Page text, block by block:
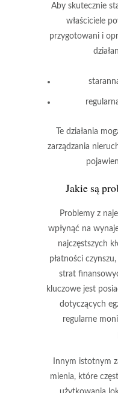
Aby skutecznie
właściciele
przygotowani i
Te działania
zarządzania
Jakie są
Problemy z
wpłynąć na
najczęstszych
płatności czynszu
strat
kluczowe jest
dotyczących
regularne
Innym istotnym
mienia, które